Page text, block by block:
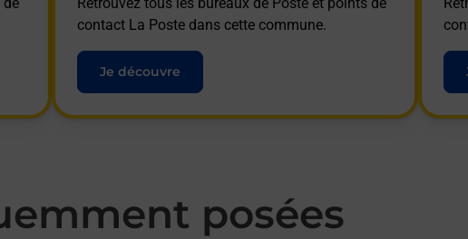
contact La Poste dans cette commune.
Je découvre
posées